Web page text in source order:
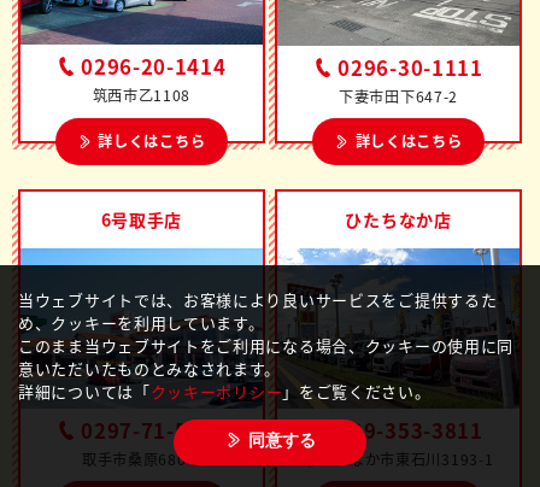
0296-20-1414
筑西市乙1108
詳しくはこちら
0296-30-1111
下妻市田下647-2
詳しくはこちら
6号取手店
0297-71-5151
取手市桑原680-1
ひたちなか店
029-353-3811
ひたちなか市東石川3193-1
当ウェブサイトでは、お客様により良いサービスをご提供するた
め、クッキーを利用しています。
このまま当ウェブサイトをご利用になる場合、クッキーの使用に同
意いただいたものとみなされます。
詳細については「クッキーポリシー 」をご覧ください。
同意する